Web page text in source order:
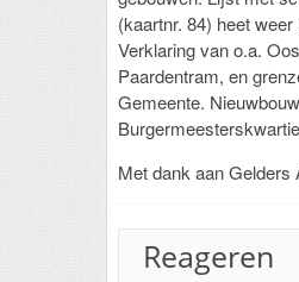
(kaartnr. 84) heet
Verklaring van o.a.
Paardentram, en
Gemeente.
Met dank aan Gelders
Reageren